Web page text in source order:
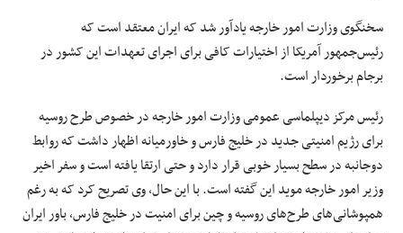
سخنگوی وزارت امور خارجه یادآور شد که ایران معتقد است که
رئیس‌جمهور آمریکا از اختیارات کافی برای اجرای تعهدات این کشور در
برجام برخوردار است.
رئیس مرکز دیپلماسی عمومی وزارت امور خارجه در خصوص طرح روسیه
برای رژیم امنیتی جدید در خلیج فارس و خاورمیانه اظهار داشت که روابط
دوجانبه در سطح بسیار خوبی قرار دارد و حتی ارتقا یافته است و سفر اخیر
وزیر امور خارجه موید این گفته است. با این حال، وی تصریح کرد که به رغم
همپوشانی‌های طرح‌های روسیه و چین برای امنیت در خلیج فارس، باور ایران